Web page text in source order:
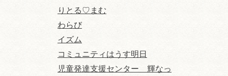
りとる♡まむ
わらび
イズム
コミュニティはうす明日
児童発達支援センター 輝なっ